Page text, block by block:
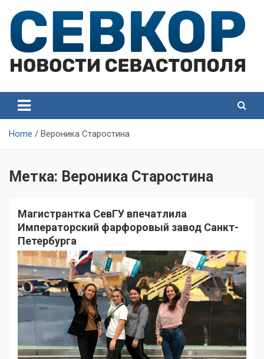
content
Севастополя
Севастополя
Home Вероника Старостина
Метка: Вероника Старостина
Магистрантка СевГУ впечатлила
Императорский фарфоровый завод Санкт-
Петербурга